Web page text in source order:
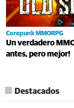
Corepunk MMORPG
Un verdadero
antes, pero mejor!
Destacados